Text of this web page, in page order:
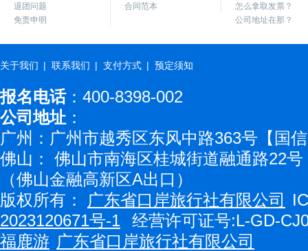
退团问题
免责申明
合同范本
怎么拿取发票？
公司地址在那？
关于我们 | 联系我们 | 支付方式 | 预定须知
报名电话：400-8398-002
公司地址 ：
广州：广州市越秀区东风中路363号【国
佛山： 佛山市南海区桂城街道融通路22
（佛山金融高新区A出口）
版权所有：
广东省口岸旅行社有限公司
2023120671号-1
经营许可证号:L-GD-
福鹿游 广东省口岸旅行社有限公司